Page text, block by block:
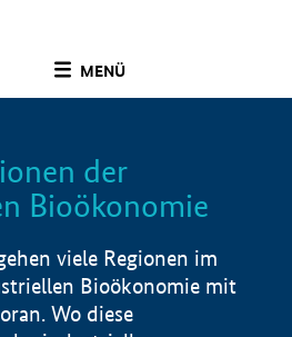
MENÜ
der
Bioökonomie
viele Regionen im
Bioökonomie mit
Wo diese